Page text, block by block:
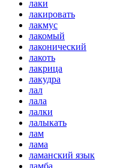
лаки
лакировать
лакмус
лакомый
лаконический
лакоть
лакрица
лакудра
лал
лала
лалки
лалыкать
лам
лама
ламанский язык
ламба